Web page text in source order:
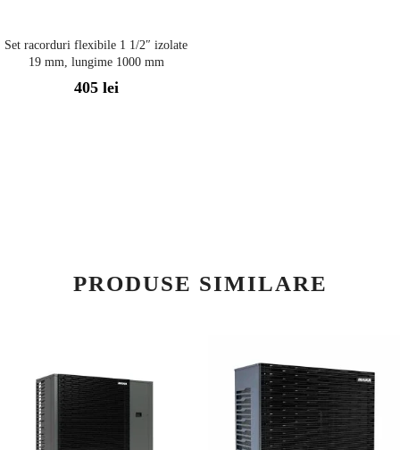
Set racorduri flexibile 1 1/2″ izolate
19 mm, lungime 1000 mm
405 lei
PRODUSE SIMILARE